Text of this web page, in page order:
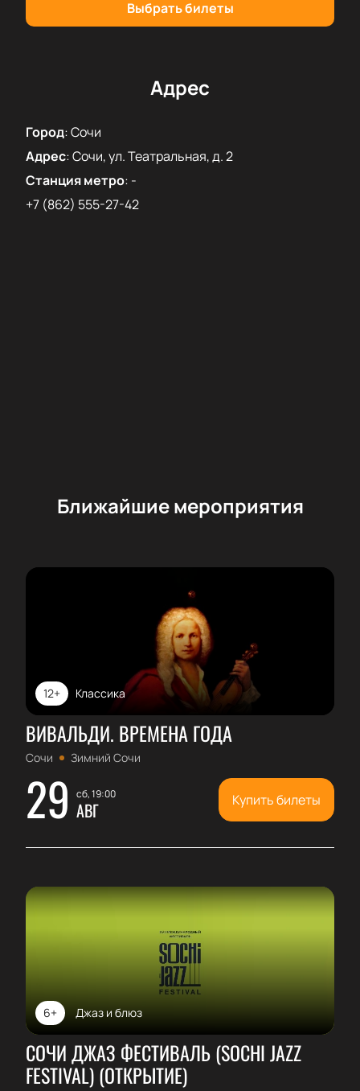
и технологий, посетив мультимедийное шоу
«Музыка в темноте. Время Женщин».Купить
событием без лишних хлопот.
Выбрать билеты
Адрес
Город:Сочи
Адрес:Сочи, ул. Театральная, д. 2
Станция метро: -
+7 (862) 555-27-42
Ближайшие мероприятия
Классика
12+
ВИВАЛЬДИ. ВРЕМЕНА ГОДА
Сочи Зимний Сочи
29 сб, 19:00
АВГ Купить билеты
Джаз и блюз
6+
СОЧИ ДЖАЗ ФЕСТИВАЛЬ (SOCHI JAZZ
FESTIVAL) (ОТКРЫТИЕ)